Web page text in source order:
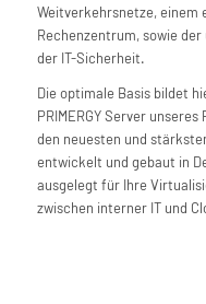
Weitverkehrsnetze, einem
Rechenzentrum, sowie
der IT-Sicherheit.
Die optimale Basis bildet
PRIMERGY Server
den neuesten und
entwickelt und gebaut in
ausgelegt für Ihre
zwischen interner IT und